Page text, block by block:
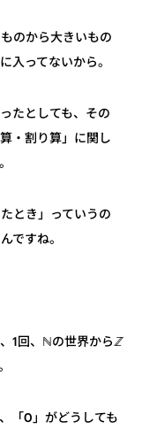
のから大きいもの
入ってないから。
たとしても、その
・割り算」に関し
とき」っていうの
ですね。
1回、ℕの世界からℤ
「0」がどうしても